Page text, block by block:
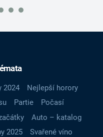
2024
Nejlepší horory
Partie
Počasí
Auto – katalog
2025
Svařené víno